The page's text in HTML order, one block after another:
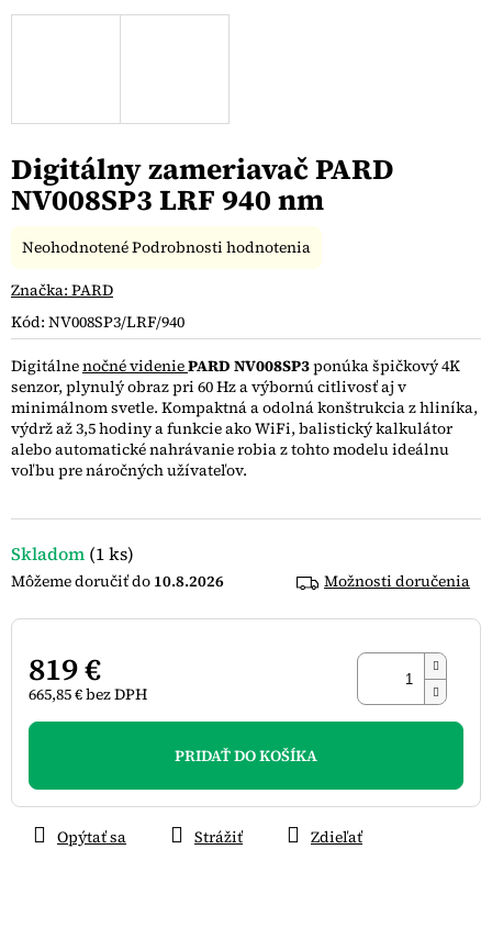
Digitálny zameriavač PARD
NV008SP3 LRF 940 nm
Kód: NV008SP3/LRF/940
Skladom (1 ks)
10.8.2026 Možnosti doručenia
819 €
665,85 € bez DPH
Jednotková
PRIDAŤ DO KOŠÍKA
Digitálnenočné videniePARD NV008SP3ponúka špičkový 4K
senzor, plynulý obraz pri 60 Hz a výbornú citlivosť aj v
minimálnom svetle. Kompaktná a odolná konštrukcia z hliníka,
výdrž až 3,5 hodiny a funkcie ako WiFi, balistický kalkulátor
alebo automatické nahrávanie robia z tohto modelu ideálnu
voľbu pre náročných užívateľov.
Opýtať sa Strážiť Zdieľať
Priemerné
produktu
0,0
5
hviezdičiek.
NeohodnotenéPodrobnosti hodnotenia
Značka: PARD